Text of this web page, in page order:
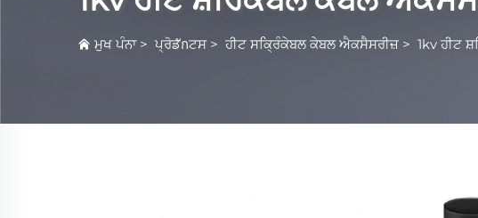
ਮੁਖ ਪੰਨਾ> ਪ੍ਰੋਡักਟਸ> ਹੀਟ ਸਕ੍ਰਿੰਕੇਬਲ ਕੇਬਲ ਐਕਸੈਸਰੀਜ਼ > 1kv ਹੀਟ